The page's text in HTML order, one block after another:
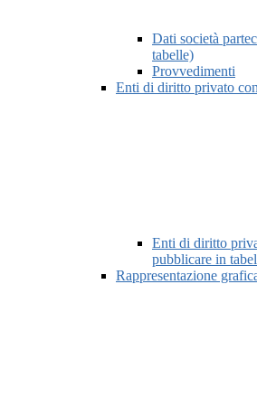
Dati società
tabelle)
Provvedimenti
Enti di diritto privato
Enti di diritto
pubblicare in
Rappresentazione